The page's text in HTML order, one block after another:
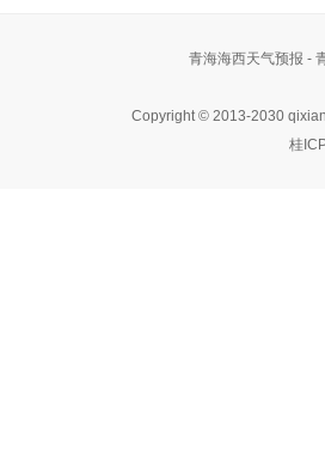
青海海西天气预报 -
Copyright © 2013-2030
桂